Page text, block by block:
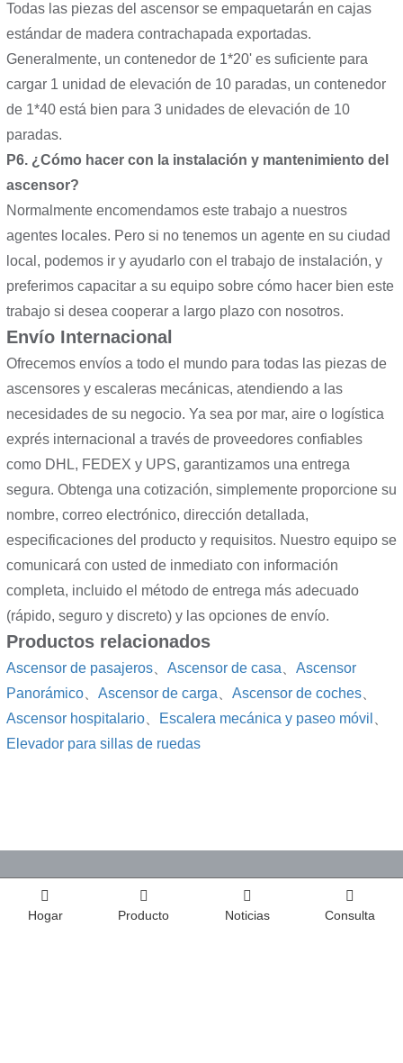
Todas las piezas del ascensor se empaquetarán en cajas
estándar de madera contrachapada exportadas.
Generalmente, un contenedor de 1*20' es suficiente para
cargar 1 unidad de elevación de 10 paradas, un contenedor
de 1*40 está bien para 3 unidades de elevación de 10
paradas.
P6. ¿Cómo hacer con la instalación y mantenimiento del
ascensor?
Normalmente encomendamos este trabajo a nuestros
agentes locales. Pero si no tenemos un agente en su ciudad
local, podemos ir y ayudarlo con el trabajo de instalación, y
preferimos capacitar a su equipo sobre cómo hacer bien este
trabajo si desea cooperar a largo plazo con nosotros.
Envío Internacional
Ofrecemos envíos a todo el mundo para todas las piezas de
ascensores y escaleras mecánicas, atendiendo a las
necesidades de su negocio. Ya sea por mar, aire o logística
exprés internacional a través de proveedores confiables
como DHL, FEDEX y UPS, garantizamos una entrega
segura. Obtenga una cotización, simplemente proporcione su
nombre, correo electrónico, dirección detallada,
especificaciones del producto y requisitos. Nuestro equipo se
comunicará con usted de inmediato con información
completa, incluido el método de entrega más adecuado
(rápido, seguro y discreto) y las opciones de envío.
Productos relacionados
Ascensor de pasajeros Ascensor de casa
Ascensor
Panorámico
Ascensor de carga Ascensor de coches
Ascensor hospitalario
Escalera mecánica y paseo móvil
Elevador para sillas de ruedas
Hogar Producto Noticias Consulta